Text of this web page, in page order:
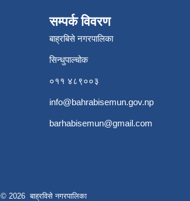
सम्पर्क विवरण
बाह्रबिसे नगरपालिका
सिन्धुपाल्चोक
०११ ४८९००३
info@bahrabisemun.gov.np
barhabisemun@gmail.com
© 2026 बाह्रविसे नगरपालिका